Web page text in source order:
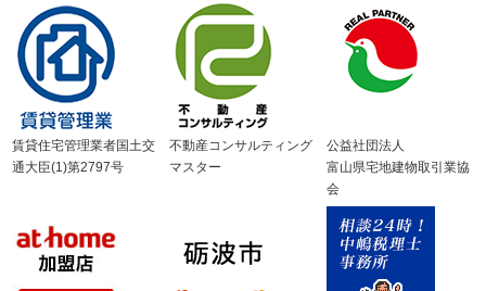
賃貸住宅管理業者国土交
通大臣(1)第2797号
不動産コンサルティング
マスター
公益社団法人
富山県宅地建物取引業協
会